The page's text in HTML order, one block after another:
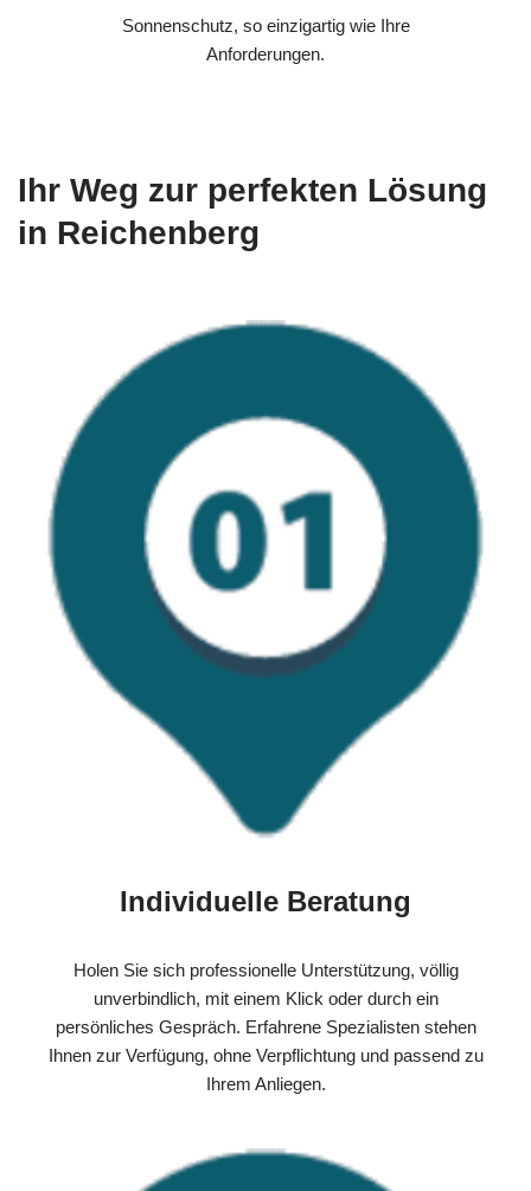
Sonnenschutz, so einzigartig wie Ihre
Anforderungen.
Ihr Weg zur perfekten Lösung
in Reichenberg
Individuelle Beratung
Holen Sie sich professionelle Unterstützung, völlig
unverbindlich, mit einem Klick oder durch ein
persönliches Gespräch. Erfahrene Spezialisten stehen
Ihnen zur Verfügung, ohne Verpflichtung und passend zu
Ihrem Anliegen.